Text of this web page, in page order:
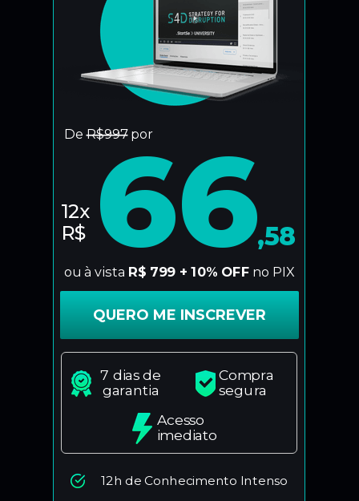
12h de Conhecimento Intenso
66,58
12x
R$
ou à vista R$ 799 + 10% OFFno PIX
QUERO ME INSCREVER
7 dias de
garantia
Compra
segura
Acesso
imediato
DeR$997por